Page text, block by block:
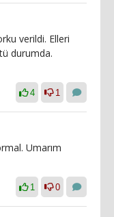
verildi. Elleri
durumda.
4 1
Umarım
1 0